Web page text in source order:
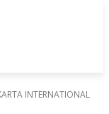
INTERNATIONAL